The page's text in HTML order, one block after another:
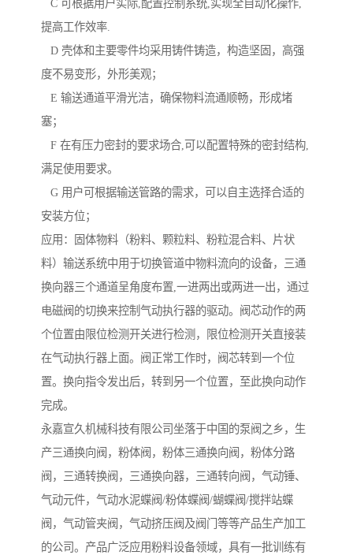
C 可根据用户实际,配置控制系统,实现全自动化操作,
提高工作效率.
D 壳体和主要零件均采用铸件铸造，构造坚固，高强
度不易变形，外形美观；
E 输送通道平滑光洁，确保物料流通顺畅，形成堵
塞；
F 在有压力密封的要求场合,可以配置特殊的密封结构,
满足使用要求。
G 用户可根据输送管路的需求，可以自主选择合适的
安装方位；
应用：固体物料（粉料、颗粒料、粉粒混合料、片状
料）输送系统中用于切换管道中物料流向的设备，三通
换向器三个通道呈角度布置,一进两出或两进一出，通过
电磁阀的切换来控制气动执行器的驱动。阀芯动作的两
个位置由限位检测开关进行检测，限位检测开关直接装
在气动执行器上面。阀正常工作时，阀芯转到一个位
置。换向指令发出后，转到另一个位置，至此换向动作
完成。
永嘉宣久机械科技有限公司坐落于中国的泵阀之乡，生
产三通换向阀，粉体阀，粉体三通换向阀，粉体分路
阀，三通转换阀，三通换向器，三通转向阀，气动锤、
气动元件，气动水泥蝶阀/粉体蝶阀/蝴蝶阀/搅拌站蝶
阀，气动管夹阀，气动挤压阀及阀门等等产品生产加工
的公司。产品广泛应用粉料设备领域，具有一批训练有